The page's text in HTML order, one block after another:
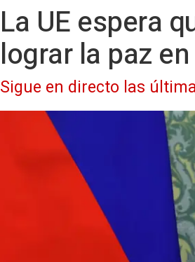
La UE espera
lograr la paz
Sigue en directo las